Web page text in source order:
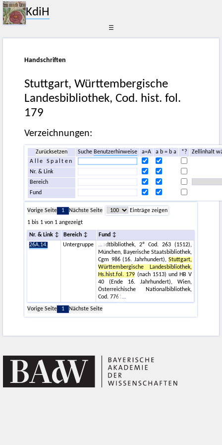
KdiH
☰
Handschriften
Stuttgart, Württembergische
Landesbibliothek, Cod. hist. fol.
179
Verzeichnungen:
Zurücksetzen SucheBenutzerhinweise a=A a b = b a *?
Zellinhalt
Alle Spalten
Nr. & Link
Bereich
Fund
Vorige Seite 1 Nächste Seite
Einträge zeigen
1 bis 1 von 1 angezeigt
Nr. & Link Bereich
Fund
26A.14.
Untergruppe
adtbibliothek, 2º Cod. 263 (1512),
München, Bayerische Staatsbibliothek,
Cgm 986 (16. Jahrhundert),Stuttgart,
Württembergische Landesbibliothek,
Hs.hist.fol. 179 (nach 1513) und HB V
40 (Ende 16. Jahrhundert), Wien,
Österreichische Nationalbibliothek,
Cod. 7761
Vorige Seite
1 Nächste Seite